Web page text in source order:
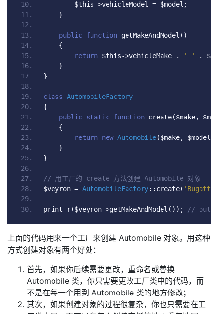
        $this
->vehicleModel = $model ;
}
public function getMakeAndModel ()
{
return $this->vehicleMake . ' ' .
}
}
class AutomobileFactory
{
public static function create($make,
{
return new Automobile($make, $model
}
}
// 用工厂的 create 方法创建 Automobile 对象
$veyron = AutomobileFactory:: create( 'Bugatti'
print_r($veyron->getMakeAndModel ()); //
上面的代码用来一个工厂来创建 Automobile 对象。用这种
方式创建对象有两个好处：
首先，如果你后续需要更改，重命名或替换
Automobile 类，你只需要更改工厂类中的代码，而
不是在每一个用到 Automobile 类的地方修改；
其次，如果创建对象的过程很复杂，你也只需要在工